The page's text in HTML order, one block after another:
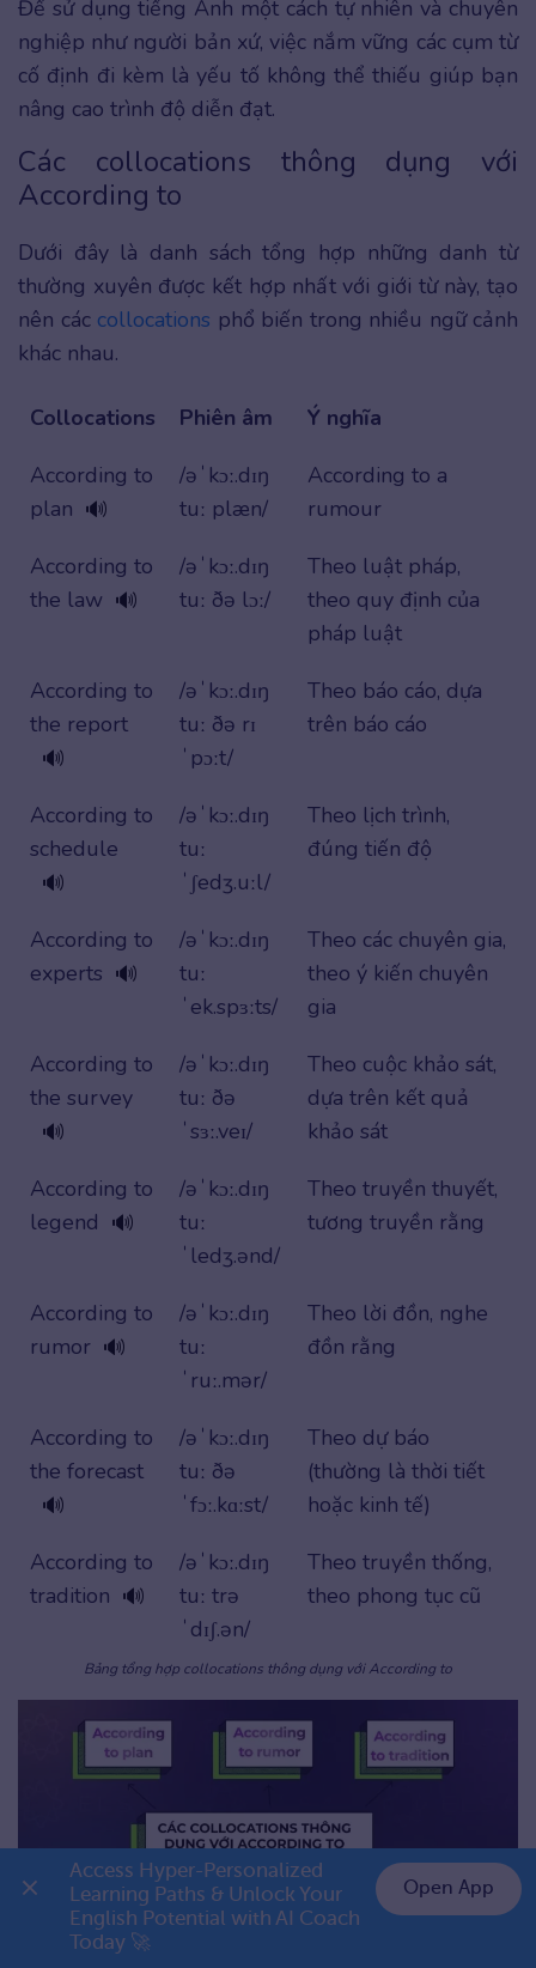
Để sử dụng tiếng Anh một cách tự nhiên và chuyên
nghiệp như người bản xứ, việc nắm vững các cụm từ
cố định đi kèm là yếu tố không thể thiếu giúp bạn
nâng cao trình độ diễn đạt.
Các collocations thông dụng với
According to
Dưới đây là danh sách tổng hợp những danh từ
thường xuyên được kết hợp nhất với giới từ này, tạo
nên các collocations phổ biến trong nhiều ngữ cảnh
khác nhau.
Collocations Phiên âm
Ý nghĩa
According to
plan 🔊
/əˈkɔː.dɪŋ
tuː plæn/
According to a
rumour
According to
the law 🔊
/əˈkɔː.dɪŋ
tuː ðə lɔː/
Theo luật pháp,
theo quy định của
pháp luật
According to
the report
🔊
/əˈkɔː.dɪŋ
tuː ðə rɪ
ˈpɔːt/
Theo báo cáo, dựa
trên báo cáo
According to
schedule
🔊
/əˈkɔː.dɪŋ
tuː
ˈʃedʒ.uːl/
Theo lịch trình,
đúng tiến độ
According to
experts 🔊
/əˈkɔː.dɪŋ
tuː
ˈek.spɜːts/
Theo các chuyên gia,
theo ý kiến chuyên
gia
According to
the survey
🔊
/əˈkɔː.dɪŋ
tuː ðə
ˈsɜː.veɪ/
Theo cuộc khảo sát,
dựa trên kết quả
khảo sát
According to
legend 🔊
/əˈkɔː.dɪŋ
tuː
ˈledʒ.ənd/
Theo truyền thuyết,
tương truyền rằng
According to
rumor 🔊
/əˈkɔː.dɪŋ
tuː
ˈruː.mər/
Theo lời đồn, nghe
đồn rằng
According to
the forecast
🔊
/əˈkɔː.dɪŋ
tuː ðə
ˈfɔː.kɑːst/
Theo dự báo
(thường là thời tiết
hoặc kinh tế)
According to
tradition 🔊
/əˈkɔː.dɪŋ
tuː trə
ˈdɪʃ.ən/
Theo truyền thống,
theo phong tục cũ
Bảng tổng hợp collocations thông dụng với According to
👉 Premium 1 năm chỉ 999K
Access Hyper-Personalized
Learning Paths & Unlock Your
English Potential with AI Coach
Today 🚀
Open App